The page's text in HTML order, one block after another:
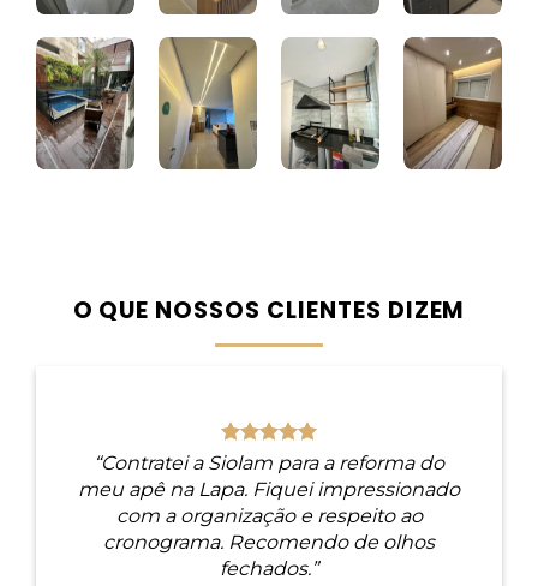
O QUE NOSSOS CLIENTES DIZEM
“Contratei a Siolam para a reforma do
meu apê na Lapa. Fiquei impressionado
com a organização e respeito ao
cronograma. Recomendo de olhos
fechados.”